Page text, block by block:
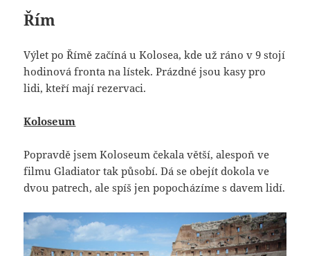
Řím
Výlet po Římě začíná u Kolosea, kde už ráno v 9 stojí
hodinová fronta na lístek. Prázdné jsou kasy pro
lidi, kteří mají rezervaci.
Koloseum
Popravdě jsem Koloseum čekala větší, alespoň ve
filmu Gladiator tak působí. Dá se obejít dokola ve
dvou patrech, ale spíš jen popocházíme s davem lidí.